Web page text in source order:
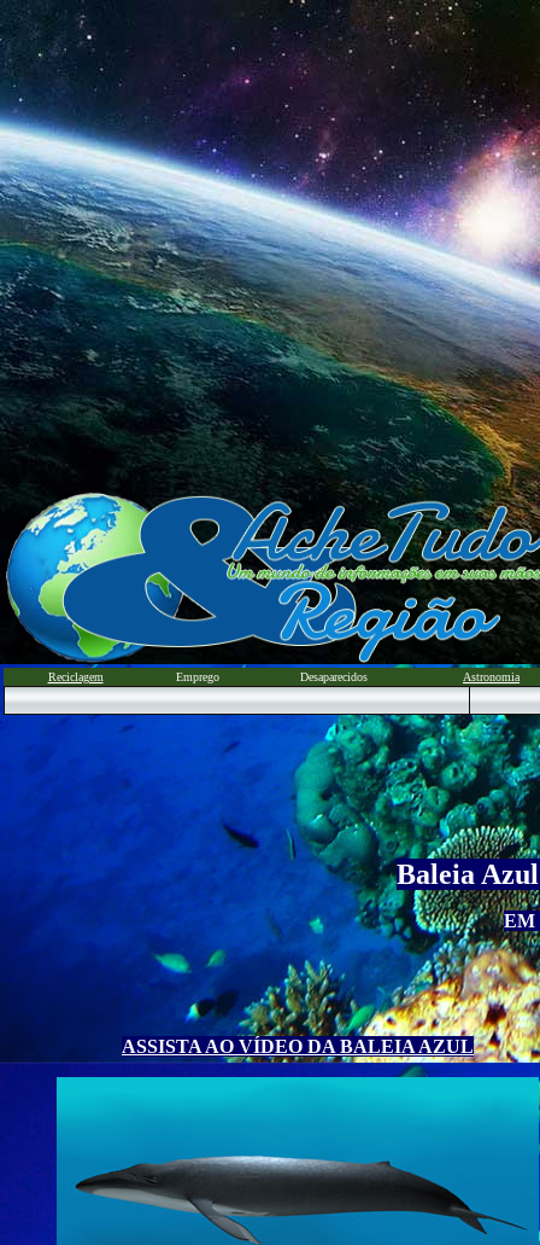
Reciclagem Emprego Desaparecidos Astronomia
Baleia Azul
EM
ASSISTA AO VÍDEO DA BALEIA AZUL